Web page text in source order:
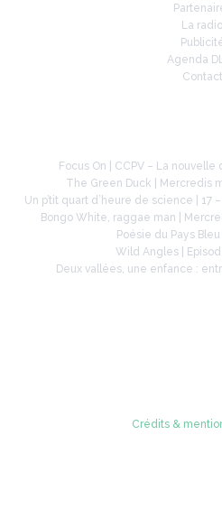
La radio
Agenda
Contact
Focus On | CCPV – La
The Green Duck | Mercredis
Un p’tit quart d’heure de science | 17
Bongo White, raggae man |
Poésie du Pays
Wild Angles |
Deux vallées, une enfance :
Crédits &